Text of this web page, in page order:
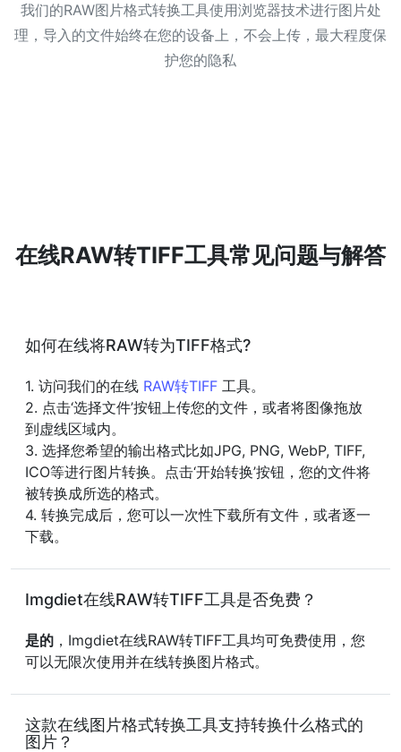
我们的RAW图片格式转换工具使用浏览器技术进行图片处
理，导入的文件始终在您的设备上，不会上传，最大程度保
护您的隐私
在线RAW转TIFF工具常见问题与解答
如何在线将RAW转为TIFF格式?
1. 访问我们的在线 RAW转TIFF 工具。
2. 点击‘选择文件’按钮上传您的文件，或者将图像拖放
到虚线区域内。
3. 选择您希望的输出格式比如JPG, PNG, WebP, TIFF,
ICO等进行图片转换。点击‘开始转换’按钮，您的文件将
被转换成所选的格式。
4. 转换完成后，您可以一次性下载所有文件，或者逐一
下载。
Imgdiet在线RAW转TIFF工具是否免费？
是的 ，Imgdiet在线RAW转TIFF工具均可免费使用，您
可以无限次使用并在线转换图片格式。
这款在线图片格式转换工具支持转换什么格式的
图片？